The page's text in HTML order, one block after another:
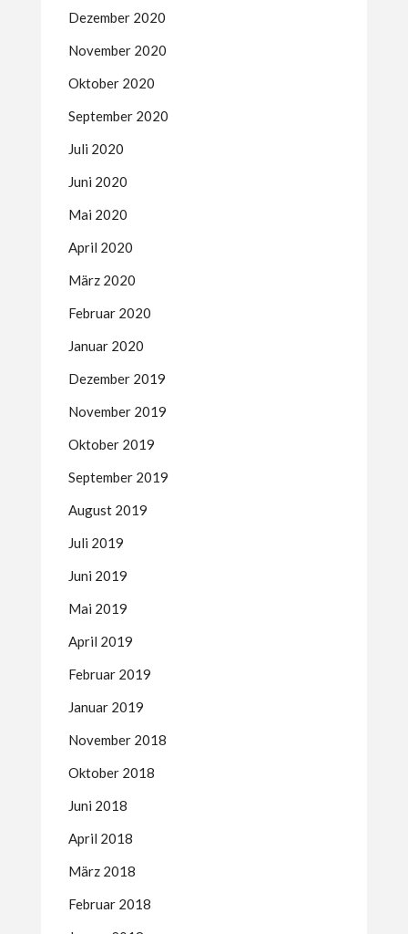
Dezember 2020
November 2020
Oktober 2020
September 2020
Juli 2020
Juni 2020
Mai 2020
April 2020
März 2020
Februar 2020
Januar 2020
Dezember 2019
November 2019
Oktober 2019
September 2019
August 2019
Juli 2019
Juni 2019
Mai 2019
April 2019
Februar 2019
Januar 2019
November 2018
Oktober 2018
Juni 2018
April 2018
März 2018
Februar 2018